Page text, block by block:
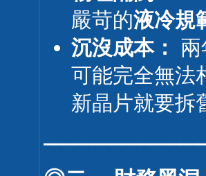
嚴苛的液冷規
沉沒成本：
可能完全無法
新晶片就要拆